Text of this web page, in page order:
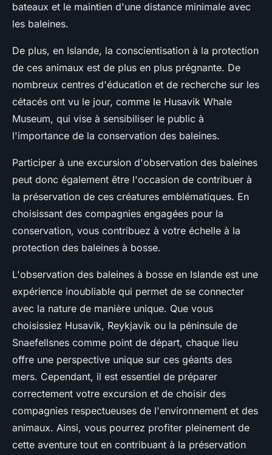
bateaux et le maintien d'une distance minimale avec
les baleines.
De plus, en Islande, la conscientisation à la protection
de ces animaux est de plus en plus prégnante. De
nombreux centres d'éducation et de recherche sur les
cétacés ont vu le jour, comme le Husavik Whale
Museum, qui vise à sensibiliser le public à
l'importance de la conservation des baleines.
Participer à une excursion d'observation des baleines
peut donc également être l'occasion de contribuer à
la préservation de ces créatures emblématiques. En
choisissant des compagnies engagées pour la
conservation, vous contribuez à votre échelle à la
protection des baleines à bosse.
L'observation des baleines à bosse en Islande est une
expérience inoubliable qui permet de se connecter
avec la nature de manière unique. Que vous
choisissiez Husavik, Reykjavik ou la péninsule de
Snaefellsnes comme point de départ, chaque lieu
offre une perspective unique sur ces géants des
mers. Cependant, il est essentiel de préparer
correctement votre excursion et de choisir des
compagnies respectueuses de l'environnement et des
animaux. Ainsi, vous pourrez profiter pleinement de
cette aventure tout en contribuant à la préservation